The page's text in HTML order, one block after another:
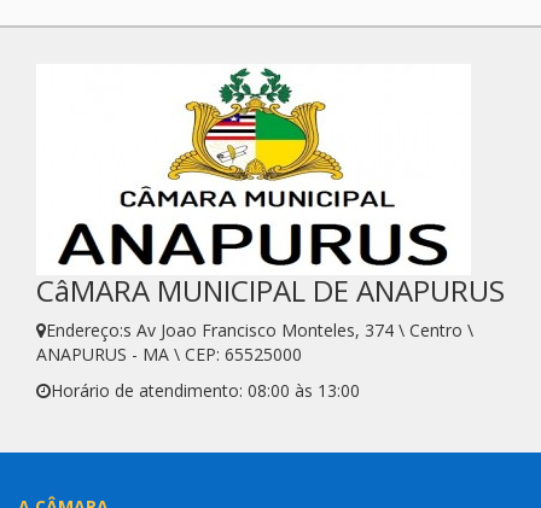
CâMARA MUNICIPAL DE ANAPURUS
Endereço:s Av Joao Francisco Monteles, 374 \ Centro \
ANAPURUS - MA \ CEP: 65525000
Horário de atendimento: 08:00 às 13:00